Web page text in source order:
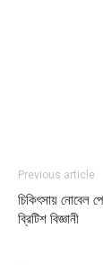
Previous article
চিকিৎসায় নোবেল
ব্রিটিশ বিজ্ঞানী